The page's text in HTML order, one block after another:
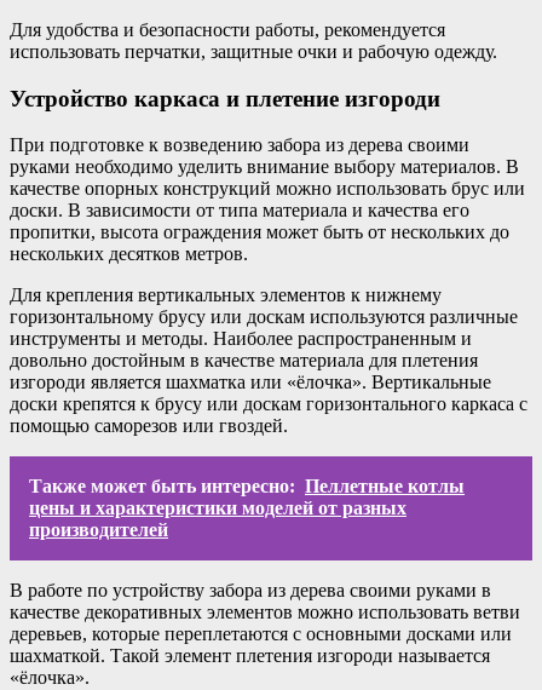
Для удобства и безопасности работы, рекомендуется
использовать перчатки, защитные очки и рабочую одежду.
Устройство каркаса и плетение изгороди
При подготовке к возведению забора из дерева своими
руками необходимо уделить внимание выбору материалов. В
качестве опорных конструкций можно использовать брус или
доски. В зависимости от типа материала и качества его
пропитки, высота ограждения может быть от нескольких до
нескольких десятков метров.
Для крепления вертикальных элементов к нижнему
горизонтальному брусу или доскам используются различные
инструменты и методы. Наиболее распространенным и
довольно достойным в качестве материала для плетения
изгороди является шахматка или «ёлочка». Вертикальные
доски крепятся к брусу или доскам горизонтального каркаса с
помощью саморезов или гвоздей.
Также может быть интересно: Пеллетные котлы
цены и характеристики моделей от разных
производителей
В работе по устройству забора из дерева своими руками в
качестве декоративных элементов можно использовать ветви
деревьев, которые переплетаются с основными досками или
шахматкой. Такой элемент плетения изгороди называется
«ёлочка».